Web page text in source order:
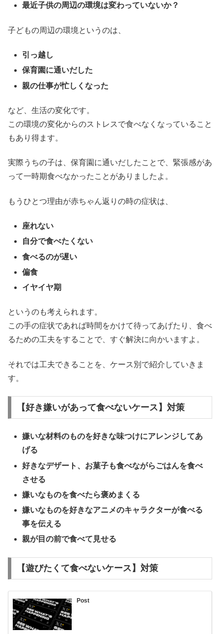
最近子供の周辺の環境は変わっていないか？
子どもの周辺の環境というのは、
引っ越し
保育園に通いだした
親の仕事が忙しくなった
など、生活の変化です。
この環境の変化からのストレスで食べなくなっていること
もあり得ます。
実際うちの子は、保育園に通いだしたことで、緊張感があ
って一時期食べなかったことがありましたよ。
もうひとつ理由が赤ちゃん返りの時の症状は、
座れない
自分で食べたくない
食べるのが遅い
偏食
イヤイヤ期
というのも考えられます。
この手の症状であれば時間をかけて待ってあげたり、食べ
るための工夫をすることで、すぐ解決に向かいますよ。
それでは工夫できることを、ケース別で紹介していきま
す。
【好き嫌いがあって食べないケース】対策
嫌いな材料のものを好きな味つけにアレンジしてあ
げる
好きなデザート、お菓子も食べながらごはんを食べ
させる
嫌いなものを食べたら褒めまくる
嫌いなものを好きなアニメのキャラクターが食べる
事を伝える
親が目の前で食べて見せる
【遊びたくて食べないケース】対策
Post